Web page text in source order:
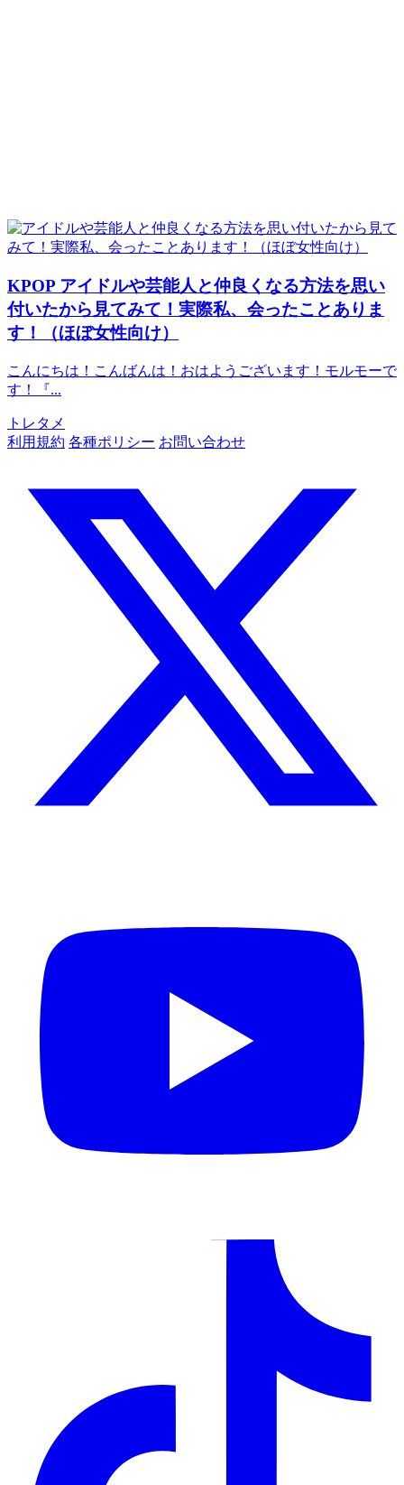
KPOP アイドルや芸能人と仲良くなる方法を思い
付いたから見てみて！実際私、会ったことありま
す！（ほぼ女性向け）
こんにちは！こんばんは！おはようございます！モルモーで
す！『...
トレタメ
利用規約 各種ポリシー お問い合わせ